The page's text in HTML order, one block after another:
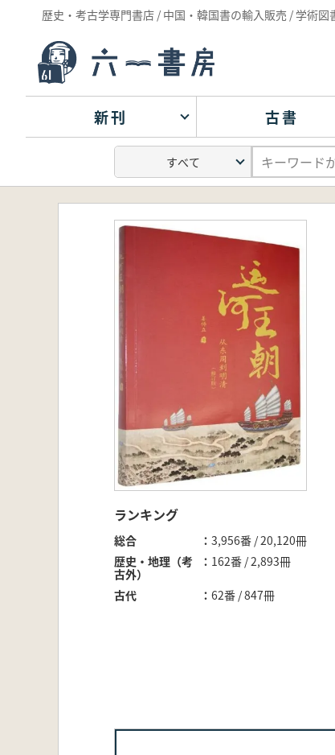
歴史・考古学専門書店 / 中国・韓国書の輸入販売 / 学術図
新刊 古書
ランキング
総合
3,956番 / 20,120冊
歴史・地理（考
古外）
162番 / 2,893冊
古代 62番 / 847冊